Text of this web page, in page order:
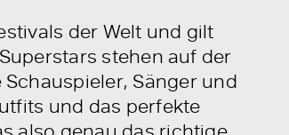
der Welt und gilt
stehen auf der
Sänger und
und das perfekte
also genau das richtige